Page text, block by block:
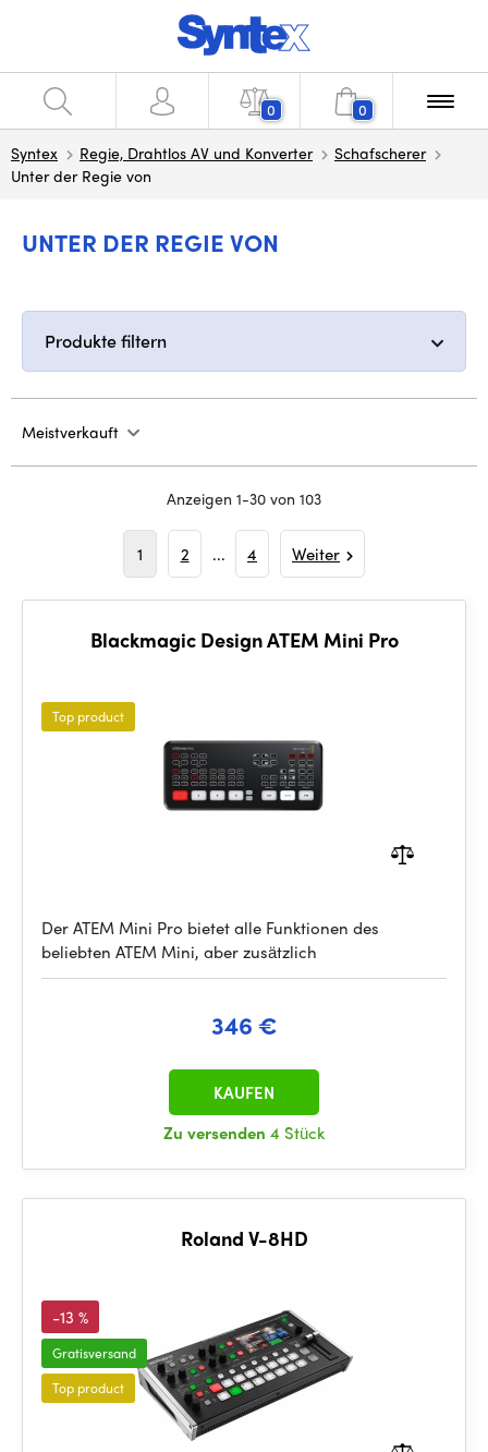
0 0
Syntex Regie, Drahtlos AV und Konverter
Schafscherer
Unter der Regie von
UNTER DER REGIE VON
Produkte filtern
Meistverkauft
Anzeigen 1-30 von 103
1 2 ... 4 Weiter
Blackmagic Design ATEM Mini Pro
Top product
Der ATEM Mini Pro bietet alle Funktionen des
beliebten ATEM Mini, aber zusätzlich
346 €
Zu versenden 4 Stück
KAUFEN
Roland V-8HD
-13 %
Gratisversand
Top product